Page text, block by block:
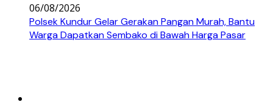
06/08/2026
Polsek Kundur Gelar Gerakan Pangan Murah, Bantu
Warga Dapatkan Sembako di Bawah Harga Pasar